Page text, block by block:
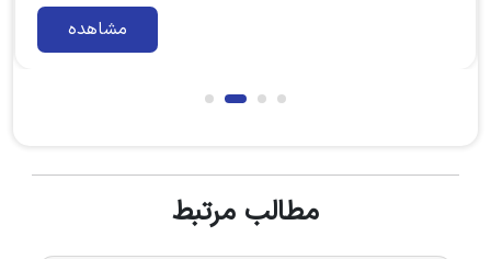
مشاهده
مطالب مرتبط